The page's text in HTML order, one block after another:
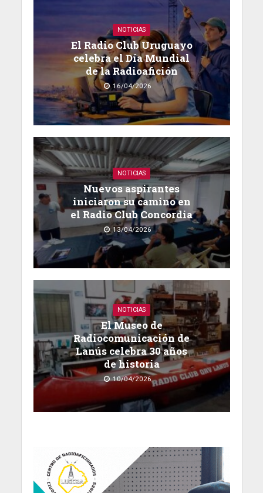
NOTICIAS
El Radio Club Uruguayo
celebra el Día Mundial
de la Radioafición
16/04/2026
NOTICIAS
Nuevos aspirantes
iniciaron su camino en
el Radio Club Concordia
13/04/2026
NOTICIAS
El Museo de
Radiocomunicación de
Lanús celebra 30 años
de historia
10/04/2026